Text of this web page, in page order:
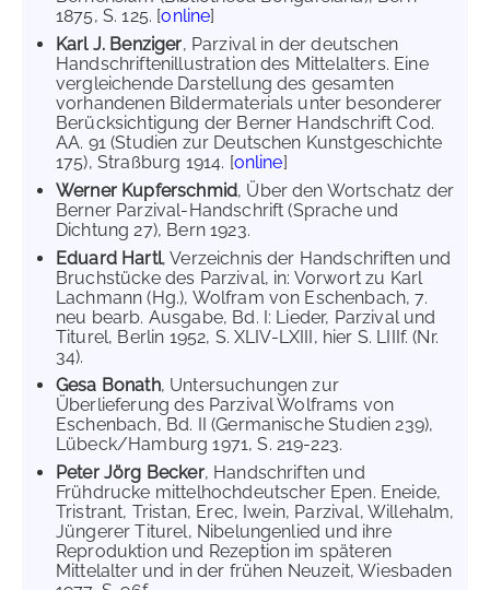
1875, S. 125. [online]
Karl J. Benziger, Parzival in der deutschen
Handschriftenillustration des Mittelalters. Eine
vergleichende Darstellung des gesamten
vorhandenen Bildermaterials unter besonderer
Berücksichtigung der Berner Handschrift Cod.
AA. 91 (Studien zur Deutschen Kunstgeschichte
175), Straßburg 1914. [online]
Werner Kupferschmid, Über den Wortschatz der
Berner Parzival-Handschrift (Sprache und
Dichtung 27), Bern 1923.
Eduard Hartl, Verzeichnis der Handschriften und
Bruchstücke des Parzival, in: Vorwort zu Karl
Lachmann (Hg.), Wolfram von Eschenbach, 7.
neu bearb. Ausgabe, Bd. I: Lieder, Parzival und
Titurel, Berlin 1952, S. XLIV-LXIII, hier S. LIIIf. (Nr.
34).
Gesa Bonath, Untersuchungen zur
Überlieferung des Parzival Wolframs von
Eschenbach, Bd. II (Germanische Studien 239),
Lübeck/Hamburg 1971, S. 219-223.
Peter Jörg Becker, Handschriften und
Frühdrucke mittelhochdeutscher Epen. Eneide,
Tristrant, Tristan, Erec, Iwein, Parzival, Willehalm,
Jüngerer Titurel, Nibelungenlied und ihre
Reproduktion und Rezeption im späteren
Mittelalter und in der frühen Neuzeit, Wiesbaden